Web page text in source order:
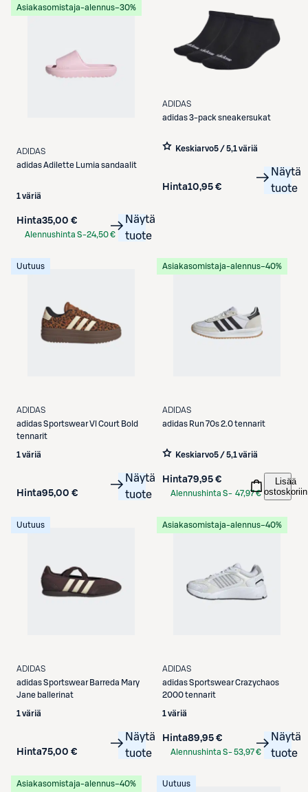
Asiakasomistaja-alennus−30%
ADIDAS
adidasAdilette Lumia sandaalit
1 väriä
Hinta35,00 €
Alennushinta S-24,50 €
Näytä
tuote
ADIDAS
adidas3-pack sneakersukat
Keskiarvo5 / 5,1 väriä
Hinta10,95 €
Näytä
tuote
Uutuus
ADIDAS
adidasSportswear Vl Court Bold
tennarit
1 väriä
Hinta95,00 €
Näytä
tuote
Asiakasomistaja-alennus−40%
ADIDAS
adidas Run 70s 2.0 tennarit
Keskiarvo5 / 5,1 väriä
Hinta79,95 €
Alennushinta S- 47,97 €
Lisää
ostoskoriin
Uutuus
ADIDAS
adidasSportswear Barreda Mary
Jane ballerinat
1 väriä
Hinta75,00 €
Näytä
tuote
Asiakasomistaja-alennus−40%
ADIDAS
adidasSportswear Crazychaos
2000 tennarit
1 väriä
Hinta89,95 €
Alennushinta S-53,97 €
Näytä
tuote
Asiakasomistaja-alennus−40% Uutuus